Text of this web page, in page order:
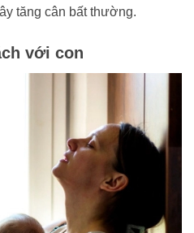
tăng cân bất thường.
với con